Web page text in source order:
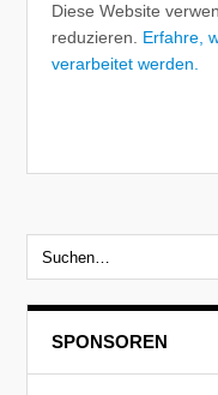
Diese Website
reduzieren. Erfahre,
verarbeitet werden.
SPONSOREN